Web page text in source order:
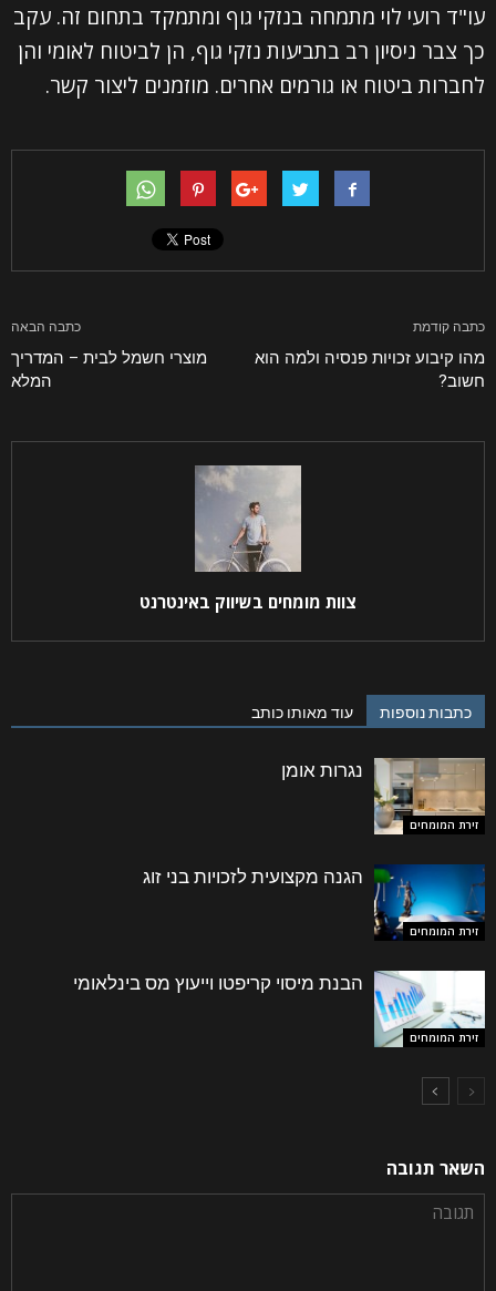
עו"ד רועי לוי מתמחה בנזקי גוף ומתמקד בתחום זה. עקב
כך צבר ניסיון רב בתביעות נזקי גוף, הן לביטוח לאומי והן
לחברות ביטוח או גורמים אחרים. מוזמנים ליצור קשר.
כתבה קודמת
מהו קיבוע זכויות פנסיה ולמה הוא
חשוב?
כתבה הבאה
מוצרי חשמל לבית – המדריך
המלא
צוות מומחים בשיווק באינטרנט
כתבות נוספות עוד מאותו כותב
זירת המומחים
נגרות אומן
זירת המומחים
הגנה מקצועית לזכויות בני זוג
זירת המומחים
הבנת מיסוי קריפטו וייעוץ מס בינלאומי
השאר תגובה
הטלפון שלך (חובה)
ההודעה שלך
ומסכים/ה לשמירת המידע לצורך טיפול בפנייתי (חובה)